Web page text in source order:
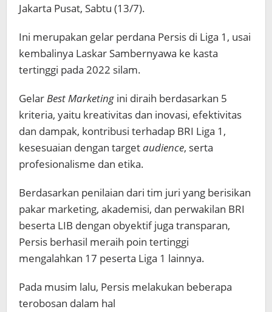
Jakarta Pusat, Sabtu (13/7).
Ini merupakan gelar perdana Persis di Liga 1, usai
kembalinya Laskar Sambernyawa ke kasta
tertinggi pada 2022 silam.
GelarBest Marketing ini diraih berdasarkan 5
kriteria, yaitu kreativitas dan inovasi, efektivitas
dan dampak, kontribusi terhadap BRI Liga 1,
kesesuaian dengan targetaudience, serta
profesionalisme dan etika.
Berdasarkan penilaian dari tim juri yang berisikan
pakar marketing, akademisi, dan perwakilan BRI
beserta LIB dengan obyektif juga transparan,
Persis berhasil meraih poin tertinggi
mengalahkan 17 peserta Liga 1 lainnya.
Pada musim lalu, Persis melakukan beberapa
terobosan dalam hal